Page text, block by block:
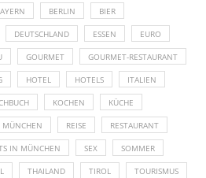
BERLIN BIER
DEUTSCHLAND ESSEN EURO
GOURMET GOURMET-RESTAURANT
HOTEL HOTELS ITALIEN
KOCHEN KÜCHE
MÜNCHEN REISE RESTAURANT
IN MÜNCHEN SEX SOMMER
THAILAND TIROL TOURISMUS